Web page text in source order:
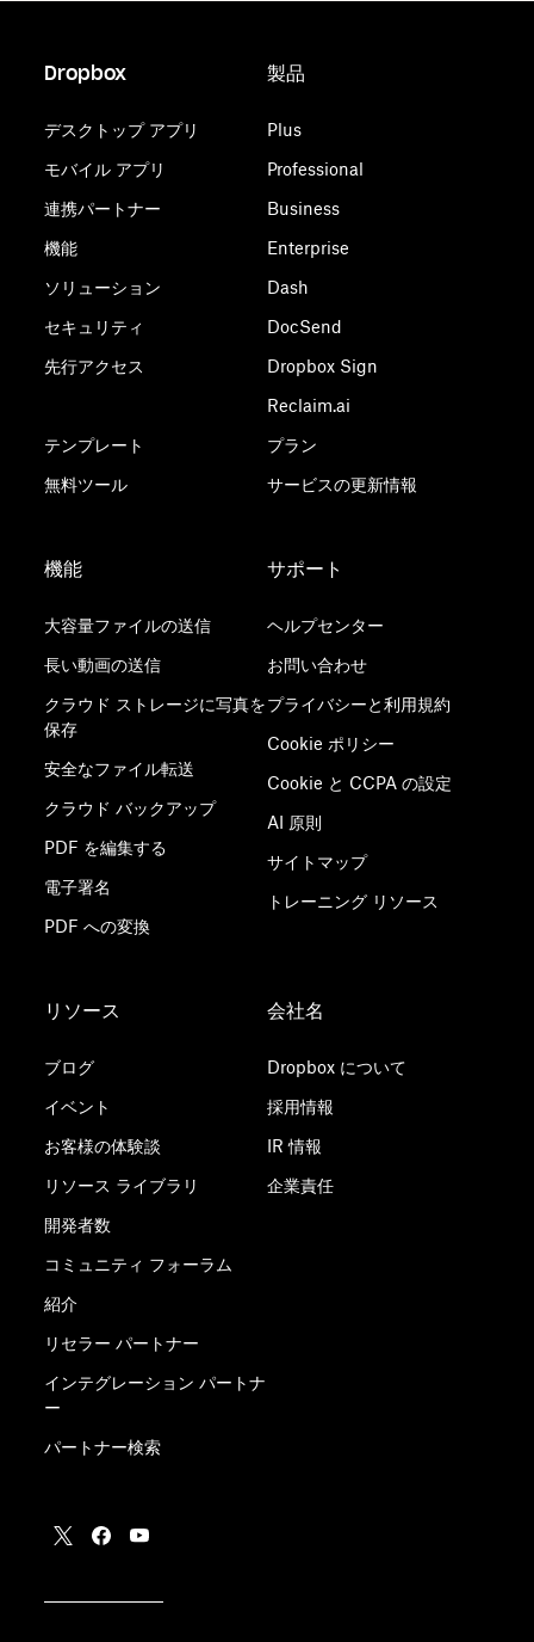
Dropbox
デスクトップ アプリ
モバイル アプリ
連携パートナー
機能
ソリューション
セキュリティ
先行アクセス
テンプレート
無料ツール
製品
Plus
Professional
Business
Enterprise
Dash
DocSend
Dropbox Sign
Reclaim.ai
プラン
サービスの更新情報
機能
大容量ファイルの送信
長い動画の送信
クラウド ストレージに写真を
保存
安全なファイル転送
クラウド バックアップ
PDF を編集する
電子署名
PDF への変換
サポート
ヘルプセンター
お問い合わせ
プライバシーと利用規約
Cookie ポリシー
Cookie と CCPA の設定
AI 原則
サイトマップ
トレーニング リソース
リソース
ブログ
イベント
お客様の体験談
リソース ライブラリ
開発者数
コミュニティ フォーラム
紹介
リセラー パートナー
インテグレーション パートナ
ー
パートナー検索
会社名
Dropbox について
採用情報
IR 情報
企業責任